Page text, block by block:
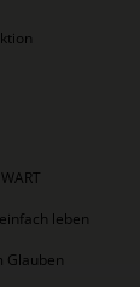
einfach leben
Glauben